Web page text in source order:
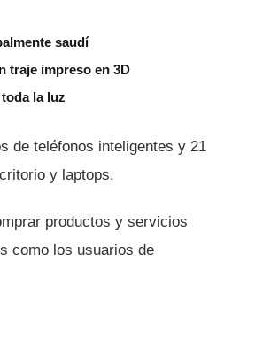
saudí
traje impreso en 3D
la luz
de teléfonos inteligentes y 21
y laptops.
productos y servicios
como los usuarios de